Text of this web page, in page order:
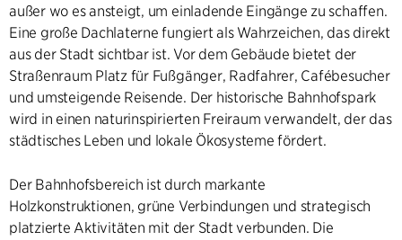
außer wo es ansteigt, um einladende Eingänge zu schaffen.
Eine große Dachlaterne fungiert als Wahrzeichen, das direkt
aus der Stadt sichtbar ist. Vor dem Gebäude bietet der
Straßenraum Platz für Fußgänger, Radfahrer, Cafébesucher
und umsteigende Reisende. Der historische Bahnhofspark
wird in einen naturinspirierten Freiraum verwandelt, der das
städtisches Leben und lokale Ökosysteme fördert.
Der Bahnhofsbereich ist durch markante
Holzkonstruktionen, grüne Verbindungen und strategisch
platzierte Aktivitäten mit der Stadt verbunden. Die